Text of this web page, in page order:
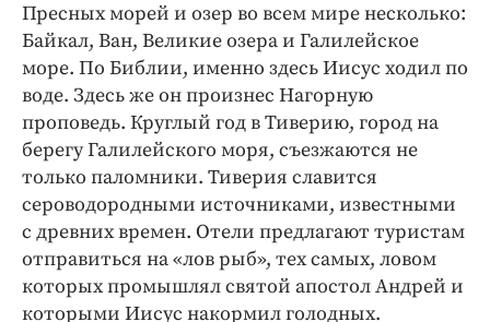
Пресных морей и озер во всем мире несколько:
Байкал, Ван, Великие озера и Галилейское
море. По Библии, именно здесь Иисус ходил по
воде. Здесь же он произнес Нагорную
проповедь. Круглый год в Тиверию, город на
берегу Галилейского моря, съезжаются не
только паломники. Тиверия славится
сероводородными источниками, известными
с древних времен. Отели предлагают туристам
отправиться на «лов рыб», тех самых, ловом
которых промышлял святой апостол Андрей и
которыми Иисус накормил голодных.